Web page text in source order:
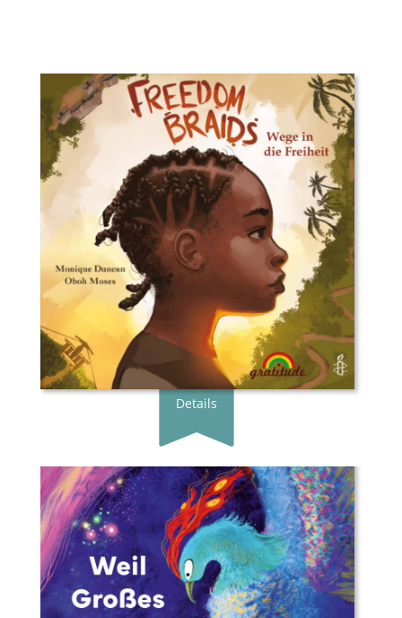
Buchautor*in:Monique Duncan
Illustrator*in:Oboh Moses
Übersetzer*in:
Dayan Kodua
Verlag:
Gratitude Verlag
Genre:
Bilderbuch
Typ:
Gebunden
Seiten:34
ISBN:978-3-98920-007-4
Preis:20.00 €
Erscheingsdatum:
01.04.25
zum Shop
Details
Buchautor*in:Amerie
Illustrator*in:
Raissa Figueroa
Übersetzer*in:
Regina Feldmann
Verlag:Gratitude Verlag